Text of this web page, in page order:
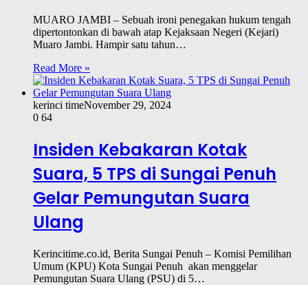
MUARO JAMBI – Sebuah ironi penegakan hukum tengah
dipertontonkan di bawah atap Kejaksaan Negeri (Kejari)
Muaro Jambi. Hampir satu tahun…
Read More »
kerinci timeNovember 29, 2024
0 64
Insiden Kebakaran Kotak
Suara, 5 TPS di Sungai Penuh
Gelar Pemungutan Suara
Ulang
Kerincitime.co.id, Berita Sungai Penuh – Komisi Pemilihan
Umum (KPU) Kota Sungai Penuh akan menggelar
Pemungutan Suara Ulang (PSU) di 5…